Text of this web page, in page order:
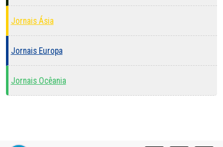
Jornais Ásia
Jornais Europa
Jornais Ocêania